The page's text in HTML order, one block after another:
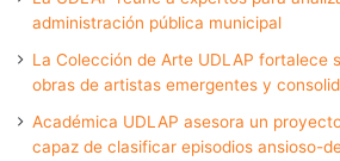
administración pública municipal
La Colección de Arte UDLAP fortalece
obras de artistas emergentes y
Académica UDLAP asesora un
capaz de clasificar episodios ansioso-